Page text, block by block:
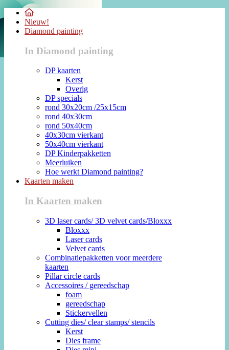
Nieuw!
Diamond painting
In Diamond painting
DP kaarten
Kerst
Overig
DP specials
rond 30x20cm /25x15cm
rond 40x30cm
rond 50x40cm
40x30cm vierkant
50x40cm vierkant
DP Kinderpakketten
Meerluiken
Hoe werkt Diamond painting?
Kaarten maken
In Kaarten maken
3D laser cards/ 3D velvet cards/Bloxxx
Bloxxx
Laser cards
Velvet cards
Combinatiepakketten voor meerdere
kaarten
Pillar circle cards
Accessoires / gereedschap
foam
gereedschap
Stickervellen
Cutting dies/ clear stamps/ stencils
Kerst
Dies frame